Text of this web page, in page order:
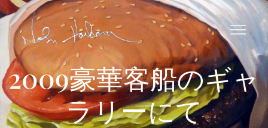
2009豪華客船のギャ
ラリーにて